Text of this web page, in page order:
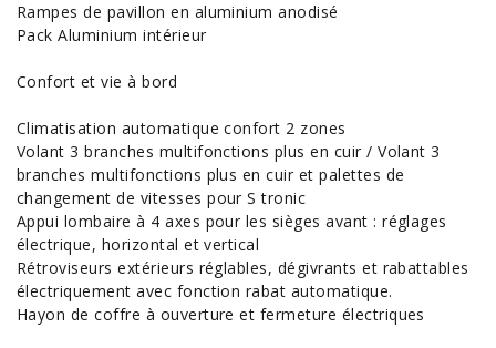
Rampes de pavillon en aluminium anodisé
Pack Aluminium intérieur
Confort et vie à bord
Climatisation automatique confort 2 zones
Volant 3 branches multifonctions plus en cuir / Volant 3
branches multifonctions plus en cuir et palettes de
changement de vitesses pour S tronic
Appui lombaire à 4 axes pour les sièges avant : réglages
électrique, horizontal et vertical
Rétroviseurs extérieurs réglables, dégivrants et rabattables
électriquement avec fonction rabat automatique.
Hayon de coffre à ouverture et fermeture électriques